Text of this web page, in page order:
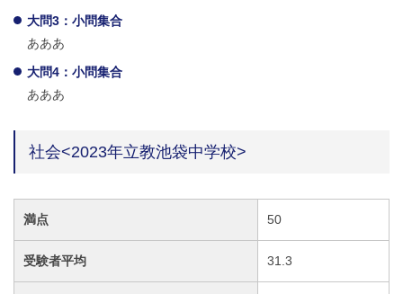
大問3：小問集合
あああ
大問4：小問集合
あああ
社会<2023年立教池袋中学校>
満点 50
受験者平均 31.3